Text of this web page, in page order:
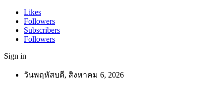
Likes
Followers
Subscribers
Followers
Sign in
วันพฤหัสบดี, สิงหาคม 6, 2026